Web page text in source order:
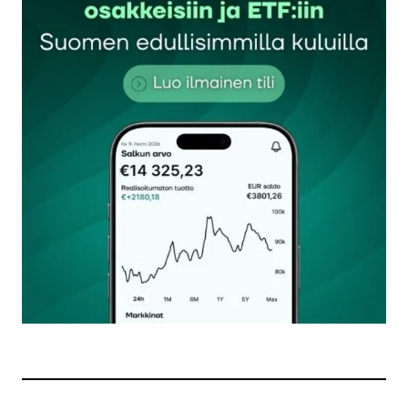
Sähköpostiosoitettasi ei julkaista.Pakolliset
kentät on merkitty*
Kommentti*
Nimesi tai nimimerkkisi
Sähköpostiosoitteesi
Tilaa SalkunRakentajan uutiskirje